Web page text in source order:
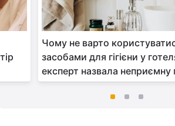
Чому не варто
засобами для гігієни у
експерт назвала неприємну